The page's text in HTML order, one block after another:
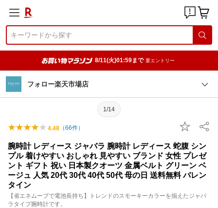
8/11(火)01:59まで 要エントリー
フォロー楽天市場店
1/14
4.48 （66件）
腕時計 レディース ジャバラ 腕時計 レディース 蛇腹 シン
プル 着けやすい おしゃれ 見やすい ブランド 女性 プレゼ
ント ギフト 祝い 日本製クオーツ 金属ベルト グリーン ベ
ージュ 人気 20代 30代 40代 50代 母の日 送料無料 バレン
タイン
【省エネムーブで電池長持ち】トレンドのスモーキーカラーを揃えたジャバ
ラタイプ腕時計です。